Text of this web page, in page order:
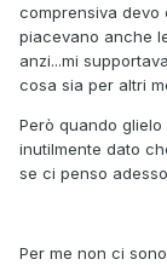
comprensiva devo
piacevano anche
anzi...mi
cosa sia per altri
Però quando
inutilmente dato
se ci penso
Per me non ci